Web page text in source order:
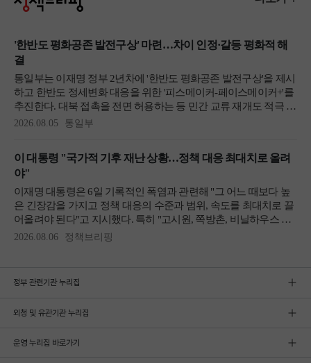
정부 관련기관 누리집
외청 및 유관기관 누리집
운영 누리집 바로가기